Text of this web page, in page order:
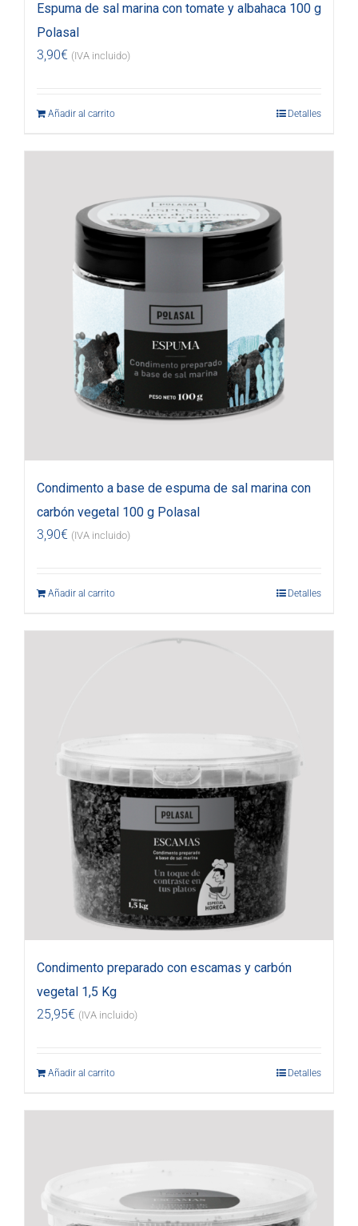
Espuma de sal marina con tomate y albahaca 100 g
Polasal
3,90€ (IVA incluido)
Añadir al carrito Detalles
Condimento a base de espuma de sal marina con
carbón vegetal 100 g Polasal
3,90€ (IVA incluido)
Añadir al carrito Detalles
Condimento preparado con escamas y carbón
vegetal 1,5 Kg
25,95€ (IVA incluido)
Añadir al carrito Detalles